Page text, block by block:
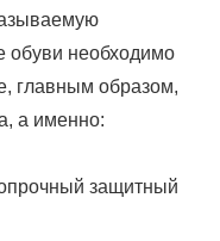
обуви необходимо
главным образом,
а именно:
защитный